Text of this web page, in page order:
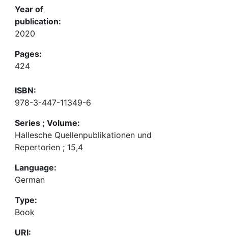
Year of
publication:
2020
Pages:
424
ISBN:
978-3-447-11349-6
Series ; Volume:
Hallesche Quellenpublikationen und
Repertorien ; 15,4
Language:
German
Type:
Book
URI: